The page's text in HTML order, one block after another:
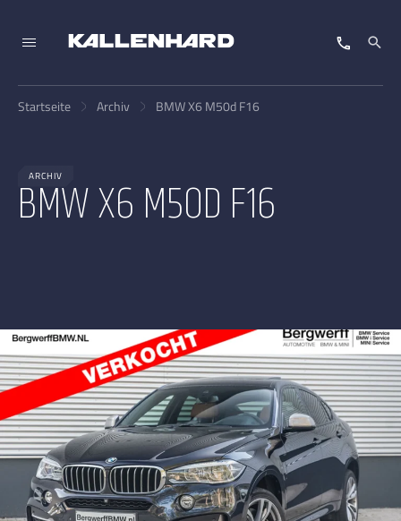
Startseite Archiv BMW X6 M50d F16
ARCHIV
BMW X6 M50D F16